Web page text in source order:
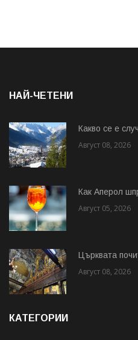
НАЙ-ЧЕТЕНИ
Какво се е
Август 08, 2026
Как Аперол
Август 05, 2026
Църквата
Август 08, 2026
КАТЕГОРИИ